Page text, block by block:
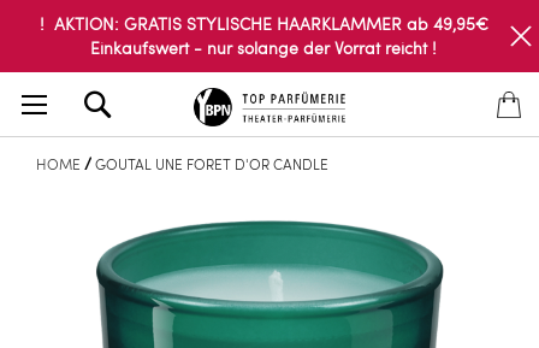
! AKTION: GRATIS STYLISCHE HAARKLAMMER ab 49,95€
Einkaufswert - nur solange der Vorrat reicht !
HOME GOUTAL UNE FORET D'OR CANDLE